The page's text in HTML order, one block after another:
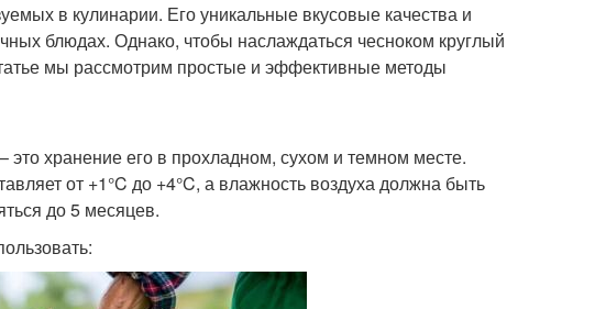
в кулинарии. Его уникальные вкусовые качества и
блюдах. Однако, чтобы наслаждаться чесноком круглый
мы рассмотрим простые и эффективные методы
хранение его в прохладном, сухом и темном месте.
от +1°C до +4°C, а влажность воздуха должна быть
до 5 месяцев.